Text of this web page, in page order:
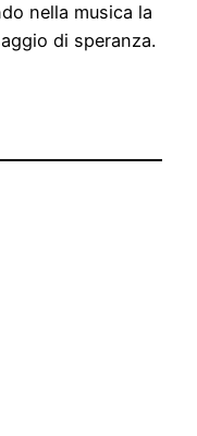
nella musica la
di speranza.